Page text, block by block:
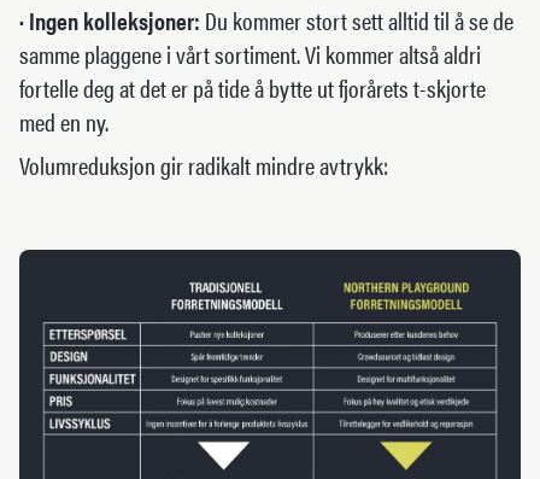
· Ingen kolleksjoner: Du kommer stort sett alltid til å se de
samme plaggene i vårt sortiment. Vi kommer altså aldri
fortelle deg at det er på tide å bytte ut fjorårets t-skjorte
med en ny.
Volumreduksjon gir radikalt mindre avtrykk: